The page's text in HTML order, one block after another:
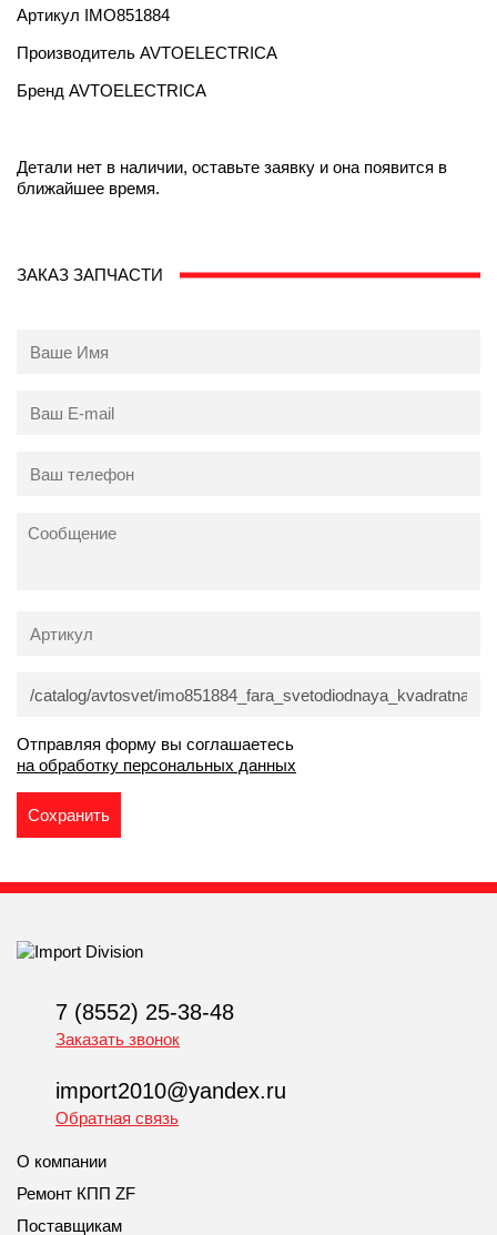
Артикул IMO851884
Производитель AVTOELECTRICA
Бренд AVTOELECTRICA
Детали нет в наличии, оставьте заявку и она появится в
ближайшее время.
ЗАКАЗ ЗАПЧАСТИ
Отправляя форму вы соглашаетесь
на обработку персональных данных
7 (8552) 25-38-48
Заказать звонок
import2010@yandex.ru
Обратная связь
О компании
Ремонт КПП ZF
Поставщикам